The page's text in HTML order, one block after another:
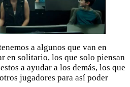
a algunos que van en
en solitario, los que solo piensan
a ayudar a los demás, los que
jugadores para así poder